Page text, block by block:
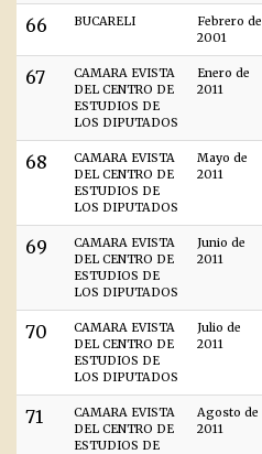
66 BUCARELI
Febrero de
2001
67
CAMARA EVISTA
DEL CENTRO DE
ESTUDIOS DE
LOS DIPUTADOS
Enero de
2011
68
CAMARA EVISTA
DEL CENTRO DE
ESTUDIOS DE
LOS DIPUTADOS
Mayo de
2011
69
CAMARA EVISTA
DEL CENTRO DE
ESTUDIOS DE
LOS DIPUTADOS
Junio de
2011
70
CAMARA EVISTA
DEL CENTRO DE
ESTUDIOS DE
LOS DIPUTADOS
Julio de
2011
71
CAMARA EVISTA
DEL CENTRO DE
ESTUDIOS DE
Agosto de
2011